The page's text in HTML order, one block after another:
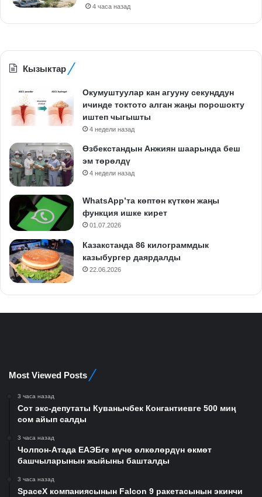
4 часа назад
Кызыктар
Окумуштуулар кан агууну секунддун
ичинде токтото алган жаңы порошокту
иштеп чыгышты
4 недели назад
Өзбекстандын Анжиян шаарында беш
эм төрөлдү
4 недели назад
WhatsApp’та көптөн күткөн жаңы
функция ишке кирет
01.07.2026
Казакстанда 86 килограммдык
казыбургер даярдалды
22.06.2026
Most Viewed Posts
3 часа назад
Сот экс-депутаты Куванычбек Конгантиевге 500 миң
сом айып салды
3 часа назад
Чолпон-Атада ЕАЭБге мүчө өлкөлөрдүн өкмөт
башчыларынын жыйыны башталды
3 часа назад
SpaceX компаниясынын Falcon 9 ракетасынын экинчи